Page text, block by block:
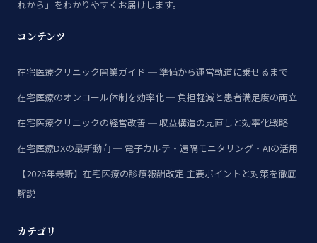
れから」をわかりやすくお届けします。
コンテンツ
在宅医療クリニック開業ガイド ─ 準備から運営軌道に乗せるまで
在宅医療のオンコール体制を効率化 ─ 負担軽減と患者満足度の両立
在宅医療クリニックの経営改善 ─ 収益構造の見直しと効率化戦略
在宅医療DXの最新動向 ─ 電子カルテ・遠隔モニタリング・AIの活用
【2026年最新】在宅医療の診療報酬改定 主要ポイントと対策を徹底
解説
カテゴリ